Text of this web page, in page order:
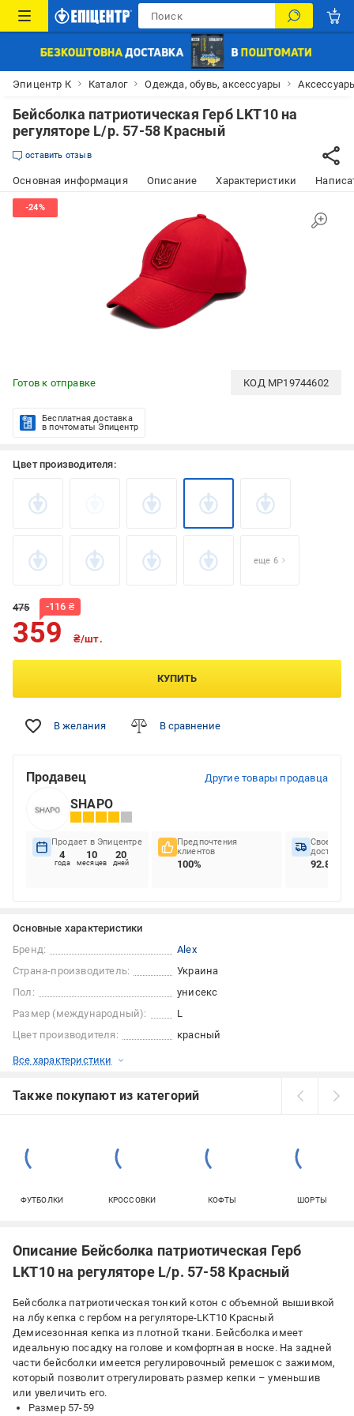
Эпицентр К Каталог Одежда, обувь, аксессуары
Бейсболка патриотическая Герб LKT10 на
регуляторе L/р. 57-58 Красный
оставить отзыв
Основная информация Описание Характеристики
Готов к отправке КОД MP19744602
Бесплатная доставка
в почтоматы Эпицентр
Цвет производителя:
еще 6
475 -116 ₴
359 ₴/шт.
КУПИТЬ
В желания В сравнение
Продавец Другие товары продавца
SHAPO
Продает в Эпицентре
4
года
10
месяцев
20
дней
Предпочтения
клиентов
100%
доставок
92.86%
Основные характеристики
Бренд:
Alex
Страна-производитель:
Украина
Пол:
унисекс
Размер (международный):
L
Цвет производителя:
красный
Все характеристики
Также покупают из категорий
ФУТБОЛКИ КРОССОВКИ КОФТЫ ШОРТЫ
Описание Бейсболка патриотическая Герб
LKT10 на регуляторе L/р. 57-58 Красный
Бейсболка патриотическая тонкий котон с объемной вышивкой
на лбу кепка с гербом на регуляторе-LKT10 Красный
Демисезонная кепка из плотной ткани. Бейсболка имеет
идеальную посадку на голове и комфортная в носке. На задней
части бейсболки имеется регулировочный ремешок с зажимом,
который позволит отрегулировать размер кепки – уменьшив
или увеличить его.
Размер 57-59